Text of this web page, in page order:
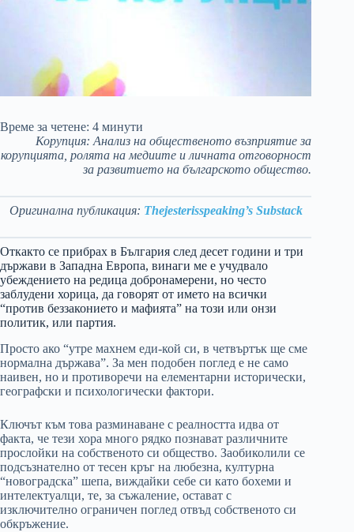
Време за четене: 4 минути
Корупция: Анализ на общественото възприятие за
корупцията, ролята на медиите и личната отговорност
за развитието на българското общество.
Оригинална публикация: Thejesterisspeaking’s Substack
Откакто се прибрах в България след десет години и три
държави в Западна Европа, винаги ме е учудвало
убеждението на редица добронамерени, но често
заблудени хорица, да говорят от името на всички
“против беззаконието и мафията” на този или онзи
политик, или партия.
Просто ако “утре махнем еди-кой си, в четвъртък ще сме
нормална държава”. За мен подобен поглед е не само
наивен, но и противоречи на елементарни исторически,
географски и психологически фактори.
Ключът към това разминаване с реалността идва от
факта, че тези хора много рядко познават различните
прослойки на собственото си общество. Заобиколили се
подсъзнателно от тесен кръг на любезна, културна
“новоградска” шепа, виждайки себе си като бохеми и
интелектуалци, те, за съжаление, остават с
изключително ограничен поглед отвъд собственото си
обкръжение.